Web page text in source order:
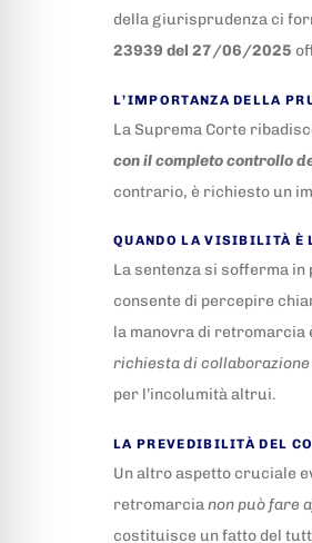
della giurisprudenza ci
23939 del 27/06/2025
L’IMPORTANZA DELLA
La Suprema Corte
con il completo controllo
contrario, è richiesto un
QUANDO LA VISIBILITÀ È
La sentenza si sofferma
consente di percepire
la manovra di retromarcia
richiesta di
per l’incolumità altrui.
LA PREVEDIBILITÀ DEL
Un altro aspetto cruciale
retromarcianon può fare
costituisce un fatto del